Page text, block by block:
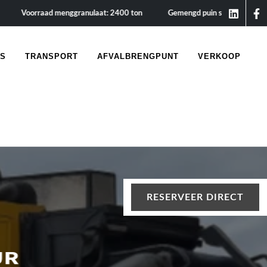
menggranulaat: 2400 ton Gemengd puin storten: € 1/ton Prijs
TRANSPORT AFVALBRENGPUNT VERKOOP
RESERVEER DIRECT